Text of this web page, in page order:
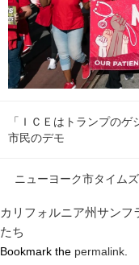
「ＩＣＥはトランプの
市民のデモ
ニューヨーク市タイム
カリフォルニア州サン
たち
Bookmark the permalink.